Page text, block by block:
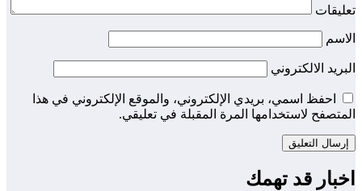
تعليقات
الاسم
البريد الالكتروني
احفظ اسمي، بريدي الإلكتروني، والموقع الإلكتروني في هذا
المتصفح لاستخدامها المرة المقبلة في تعليقي.
اخبار قد تهمك